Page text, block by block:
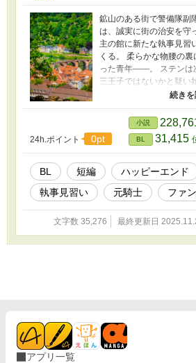
鉱山のある街で警備隊副
は、誠実に街の治安を守
主の館に新たな執事見習
くる。 柔らかな物腰の
った青年――。 ステンは
三王子ではないかと疑い
すうち、その疑念は思い
ー あらすじをお読みく
うございます。 初投稿で
願いいたします。 R18の
印を入れております。
さい。 ３万５千字ほどの
書き上がっており、最終
しずつ更新していこうと
す。 よろしければ、お
を頂けましたら励みにな
結しました。
24h.ポイント 0pt
小説
BL 31,415
BL 短編 ハッピーエンド
執事見習い
元騎士 ファ
文字数 35,276 最終更新日
アプリ一覧